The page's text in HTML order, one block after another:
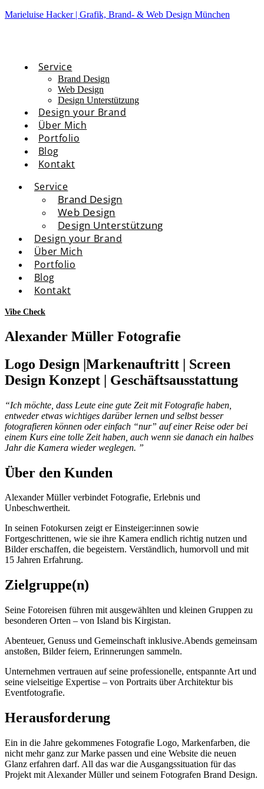
Marieluise Hacker | Grafik, Brand- & Web Design München
Service
Brand Design
Web Design
Design Unterstützung
Design your Brand
Über Mich
Portfolio
Blog
Kontakt
Service
Brand Design
Web Design
Design Unterstützung
Design your Brand
Über Mich
Portfolio
Blog
Kontakt
Vibe Check
Alexander Müller Fotografie
Logo Design |Markenauftritt | Screen
Design Konzept | Geschäftsausstattung
“Ich möchte, dass Leute eine gute Zeit mit Fotografie haben,
entweder etwas wichtiges darüber lernen und selbst besser
fotografieren können oder einfach “nur” auf einer Reise oder bei
einem Kurs eine tolle Zeit haben, auch wenn sie danach ein halbes
Jahr die Kamera wieder weglegen. ”
Über den Kunden
Alexander Müller verbindet Fotografie, Erlebnis und
Unbeschwertheit.
In seinen Fotokursen zeigt er Einsteiger:innen sowie
Fortgeschrittenen, wie sie ihre Kamera endlich richtig nutzen und
Bilder erschaffen, die begeistern. Verständlich, humorvoll und mit
15 Jahren Erfahrung.
Zielgruppe(n)
Seine Fotoreisen führen mit ausgewählten und kleinen Gruppen zu
besonderen Orten – von Island bis Kirgistan.
Abenteuer, Genuss und Gemeinschaft inklusive.Abends gemeinsam
anstoßen, Bilder feiern, Erinnerungen sammeln.
Unternehmen vertrauen auf seine professionelle, entspannte Art und
seine vielseitige Expertise – von Portraits über Architektur bis
Eventfotografie.
Herausforderung
Ein in die Jahre gekommenes Fotografie Logo, Markenfarben, die
nicht mehr ganz zur Marke passen und eine Website die neuen
Glanz erfahren darf. All das war die Ausgangssituation für das
Projekt mit Alexander Müller und seinem Fotografen Brand Design.